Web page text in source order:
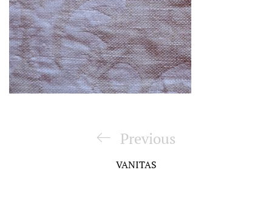
Previous
Post
Previous
VANITAS